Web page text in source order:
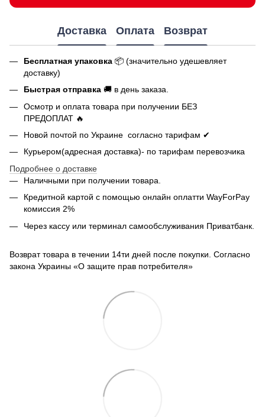
Доставка Оплата Возврат
Бесплатная упаковка 📦 (значительно удешевляет
доставку)
Быстрая отправка 🚚 в день заказа.
Осмотр и оплата товара при получении БЕЗ
ПРЕДОПЛАТ 🔥
Новой почтой по Украине согласно тарифам ✔
Курьером(адресная доставка)- по тарифам перевозчика
Подробнее о доставке
Наличными при получении товара.
Кредитной картой с помощью онлайн оплатти WayForPay
комиссия 2%
Через кассу или терминал самообслуживания Приватбанк.
Возврат товара в течении 14ти дней после покупки. Согласно
закона Украины «О защите прав потребителя»